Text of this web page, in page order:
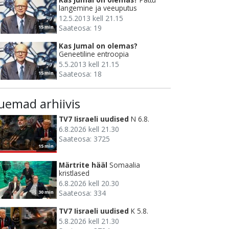
15 min
langemine ja veeuputus
12.5.2013 kell 21.15
Saateosa: 19
15 min
Kas Jumal on olemas?
Geneetiline entroopia
5.5.2013 kell 21.15
Saateosa: 18
arhiivis
15 min
TV7 Iisraeli uudised N 6.8.
6.8.2026 kell 21.30
Saateosa: 3725
30 min
Märtrite hääl Somaalia
kristlased
6.8.2026 kell 20.30
Saateosa: 334
TV7 Iisraeli uudised K 5.8.
5.8.2026 kell 21.30